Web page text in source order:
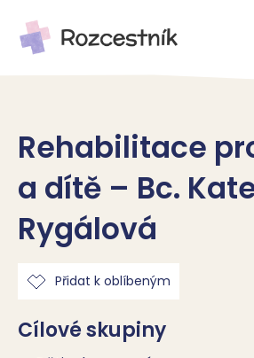
Rehabilitace
a dítě – Bc.
Rygálová
Přidat k oblíbeným
Cílové skupiny